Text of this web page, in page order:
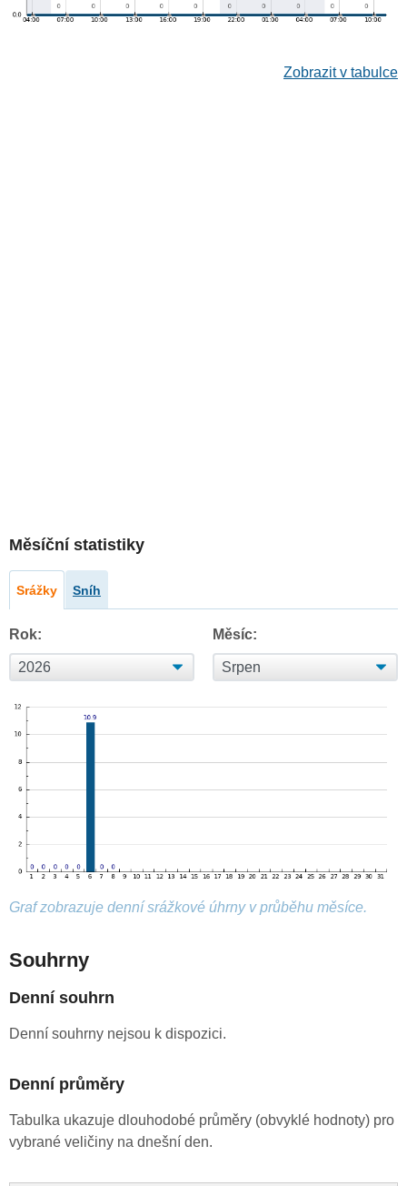
Zobrazit v tabulce
Měsíční statistiky
Srážky Sníh
Rok: Měsíc:
Graf zobrazuje denní srážkové úhrny v průběhu měsíce.
Souhrny
Denní souhrn
Denní souhrny nejsou k dispozici.
Denní průměry
Tabulka ukazuje dlouhodobé průměry (obvyklé hodnoty) pro
vybrané veličiny na dnešní den.